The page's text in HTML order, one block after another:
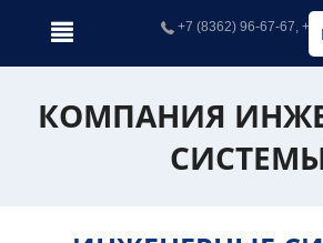
+7 (8362) 96-67-67, +7
КОМПАНИЯ